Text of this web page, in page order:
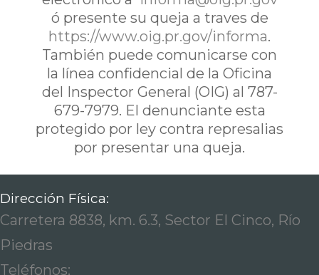
ó presente su queja a traves de
https://www.oig.pr.gov/informa.
También puede comunicarse con
la línea confidencial de la Oficina
del Inspector General (OIG) al 787-
679-7979. El denunciante esta
protegido por ley contra represalias
por presentar una queja.
Dirección Física:
Carretera 8838, km. 6.3, Sector El Cinco, Río
Piedras
Teléfonos: